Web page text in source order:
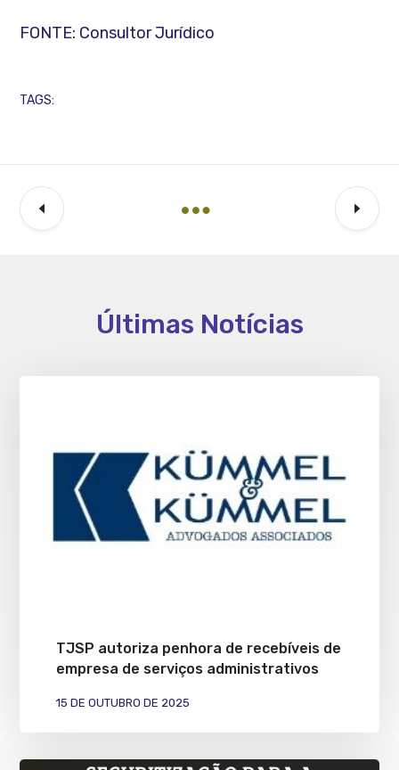
FONTE: Consultor Jurídico
TAGS:
Últimas Notícias
TJSP autoriza penhora de recebíveis de
empresa de serviços administrativos
15 DE OUTUBRO DE 2025